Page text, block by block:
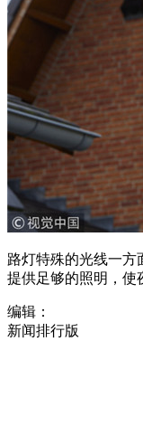
路灯特殊的光线一方
提供足够的照明，使
编辑：
新闻排行版